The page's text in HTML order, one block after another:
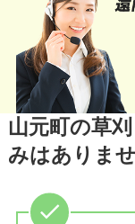
山元町の草
みはありま